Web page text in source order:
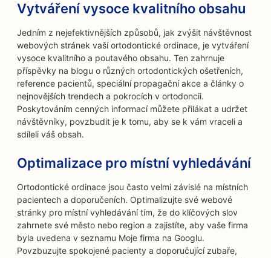
Vytváření vysoce kvalitního obsahu
Jedním z nejefektivnějších způsobů, jak zvýšit návštěvnost
webových stránek vaší ortodontické ordinace, je vytváření
vysoce kvalitního a poutavého obsahu. Ten zahrnuje
příspěvky na blogu o různých ortodontických ošetřeních,
reference pacientů, speciální propagační akce a články o
nejnovějších trendech a pokrocích v ortodoncii.
Poskytováním cenných informací můžete přilákat a udržet
návštěvníky, povzbudit je k tomu, aby se k vám vraceli a
sdíleli váš obsah.
Optimalizace pro místní vyhledávání
Ortodontické ordinace jsou často velmi závislé na místních
pacientech a doporučeních. Optimalizujte své webové
stránky pro místní vyhledávání tím, že do klíčových slov
zahrnete své město nebo region a zajistíte, aby vaše firma
byla uvedena v seznamu Moje firma na Googlu.
Povzbuzujte spokojené pacienty a doporučující zubaře,